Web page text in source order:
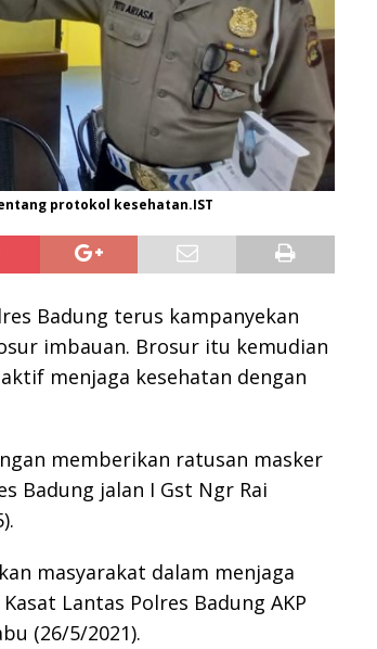
protokol kesehatan.IST
Badung terus kampanyekan
imbauan. Brosur itu kemudian
menjaga kesehatan dengan
memberikan ratusan masker
Badung jalan I Gst Ngr Rai
masyarakat dalam menjaga
Lantas Polres Badung AKP
(26/5/2021).